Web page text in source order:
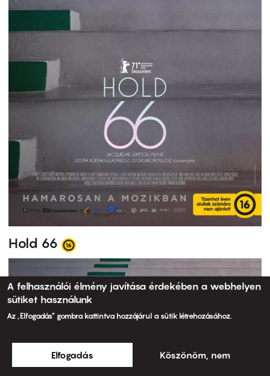
Hold 66
A felhasználói élmény javítása érdekében a webhelyen
sütiket használunk
Az „Elfogadás” gombra kattintva hozzájárul a sütik létrehozásához.
Elfogadás Köszönöm, nem